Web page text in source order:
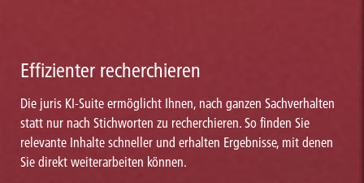
Effizienter recherchieren
Die juris KI-Suite ermöglicht Ihnen, nach ganzen Sachverhalten
statt nur nach Stichworten zu recherchieren. So finden Sie
relevante Inhalte schneller und erhalten Ergebnisse, mit denen
Sie direkt weiterarbeiten können.